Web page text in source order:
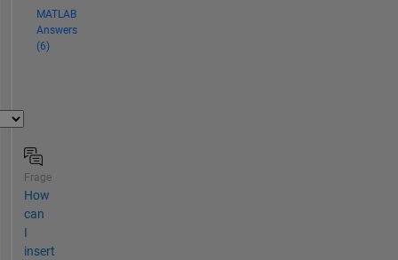
MATLAB
Answers
(6)
Frage
How
can
I
insert